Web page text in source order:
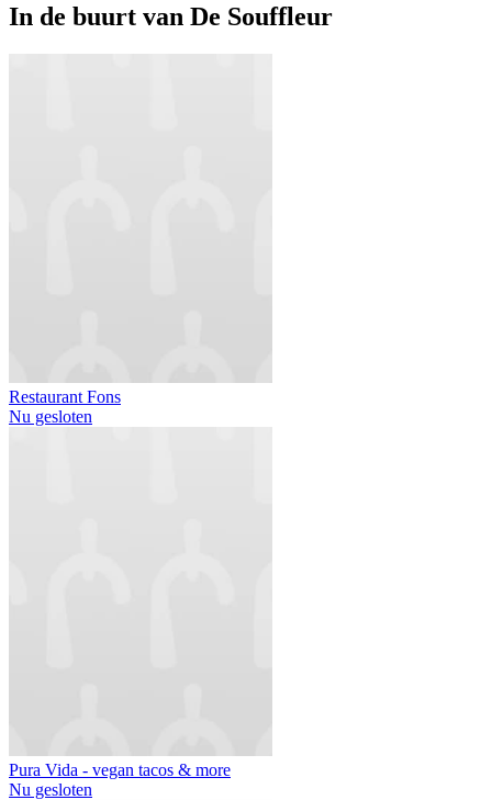
In de buurt van De Souffleur
Restaurant Fons
Nu gesloten
Pura Vida - vegan tacos & more
Nu gesloten